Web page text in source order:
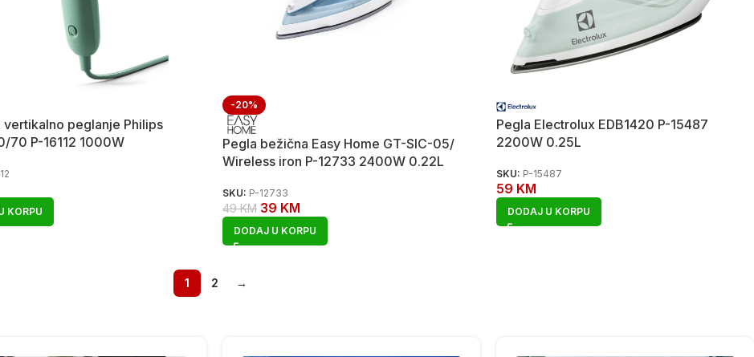
vertikalno peglanje Philips
70 P-16112 1000W
KORPU
-20%
Pegla bežična Easy Home GT-SIC-05/
Wireless iron P-12733 2400W 0.22L
SKU: P-12733
49KM 39 KM
DODAJ U KORPU
Pegla Electrolux EDB1420 P-15487
2200W 0.25L
SKU: P-15487
59 KM
DODAJ U KORPU
1 2 →